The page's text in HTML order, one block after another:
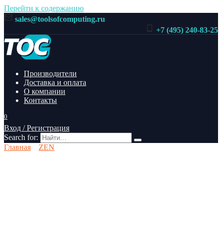
Перейти к содержанию
sales@toolsofcomputing.ru
+7 (495) 240-83-25
Производители
Доставка и оплата
О компании
Контакты
0
Вход / Регистрация
Search for:
Главная
ZEN